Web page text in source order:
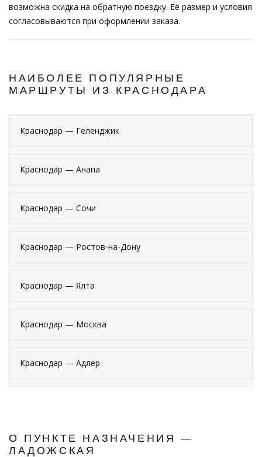
возможна скидка на обратную поездку. Её размер и условия
согласовываются при оформлении заказа.
НАИБОЛЕЕ ПОПУЛЯРНЫЕ
МАРШРУТЫ ИЗ КРАСНОДАРА
Краснодар — Геленджик
Краснодар — Анапа
Краснодар — Сочи
Краснодар — Ростов-на-Дону
Краснодар — Ялта
Краснодар — Москва
Краснодар — Адлер
О ПУНКТЕ НАЗНАЧЕНИЯ —
ЛАДОЖСКАЯ